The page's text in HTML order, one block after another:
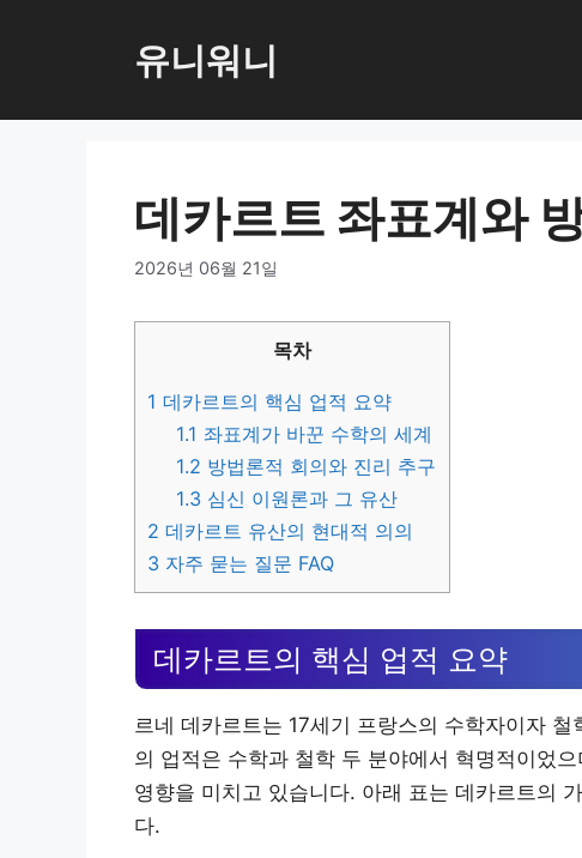
로
유니워니
데카르트 좌표계와
2026년 06월 21일
목차
1 데카르트의 핵심 업적 요약
1.1 좌표계가 바꾼 수학의 세계
1.2 방법론적 회의와 진리 추구
1.3 심신 이원론과 그 유산
2 데카르트 유산의 현대적 의의
3 자주 묻는 질문 FAQ
데카르트의 핵심 업적 요약
르네 데카르트는 17세기 프랑스의 수학자이자
의 업적은 수학과 철학 두 분야에서 혁명적이었
영향을 미치고 있습니다. 아래 표는 데카르트의
다.